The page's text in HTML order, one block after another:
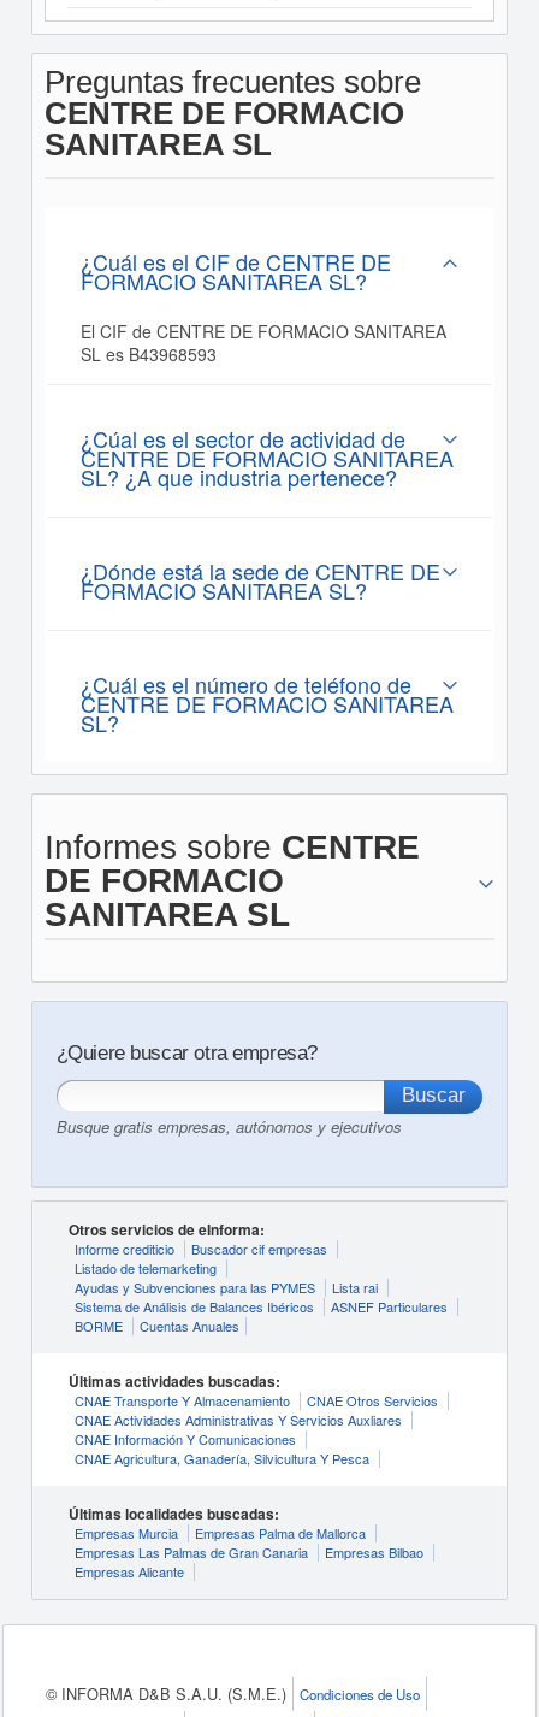
Preguntas frecuentes sobre
CENTRE DE FORMACIO
SANITAREA SL
¿Cuál es el CIF de CENTRE DE
FORMACIO SANITAREA SL?
El CIF de CENTRE DE FORMACIO SANITAREA
SL es B43968593
¿Cúal es el sector de actividad de
CENTRE DE FORMACIO SANITAREA
SL? ¿A que industria pertenece?
¿Dónde está la sede de CENTRE DE
FORMACIO SANITAREA SL?
¿Cuál es el número de teléfono de
CENTRE DE FORMACIO SANITAREA
SL?
Informes sobre CENTRE
DE FORMACIO
SANITAREA SL
¿Quiere buscar otra empresa?
Busque gratis empresas, autónomos y ejecutivos
Otros servicios de eInforma:
Informe crediticio
Buscador cif empresas
Listado de telemarketing
Ayudas y Subvenciones para las PYMES
Lista rai
Sistema de Análisis de Balances Ibéricos
ASNEF Particulares
BORME
Cuentas Anuales
Últimas actividades buscadas:
CNAE Transporte Y Almacenamiento
CNAE Otros Servicios
CNAE Actividades Administrativas Y Servicios Auxliares
CNAE Información Y Comunicaciones
CNAE Agricultura, Ganadería, Silvicultura Y Pesca
Últimas localidades buscadas:
Empresas Murcia
Empresas Palma de Mallorca
Empresas Las Palmas de Gran Canaria
Empresas Bilbao
Empresas Alicante
© INFORMA D&B S.A.U. (S.M.E.) Condiciones de Uso